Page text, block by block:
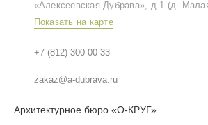
«Алексеевская Дубрава», д.1 (д.
Показать на карте
+7 (812) 300-00-33
zakaz@a-dubrava.ru
Архитектурное бюро «О-КРУГ»